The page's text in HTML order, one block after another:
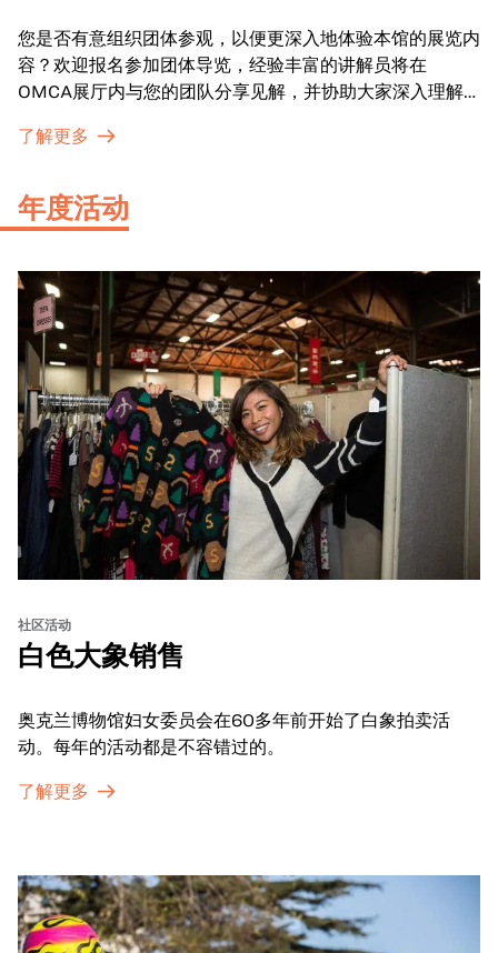
您是否有意组织团体参观，以便更深入地体验本馆的展览内
容？欢迎报名参加团体导览，经验丰富的讲解员将在
OMCA展厅内与您的团队分享见解，并协助大家深入理解
了解更多
年度活动
社区活动
白色大象销售
奥克兰博物馆妇女委员会在60多年前开始了白象拍卖活
动。每年的活动都是不容错过的。
了解更多